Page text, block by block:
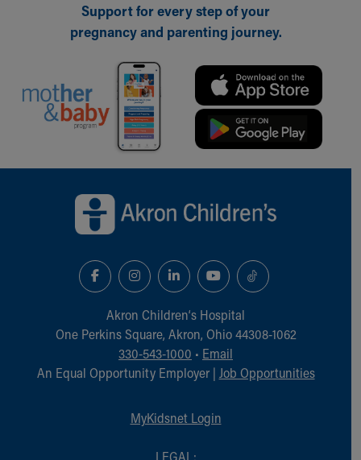
Support for every step of your
pregnancy and parenting journey.
Akron Children‘s Hospital
One Perkins Square, Akron, Ohio 44308-1062
330-543-1000 • Email
An Equal Opportunity Employer | Job Opportunities
MyKidsnet Login
LEGAL: